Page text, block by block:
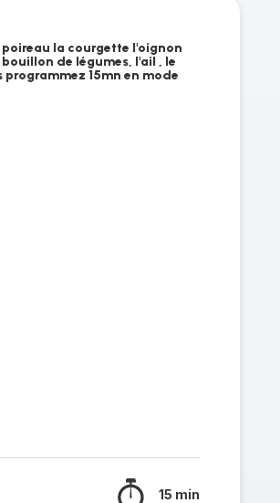
la courgette l'oignon
de légumes, l'ail , le
15mn en mode
15 min